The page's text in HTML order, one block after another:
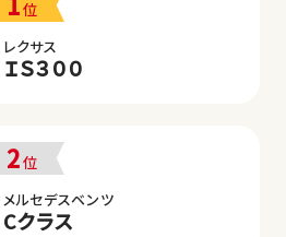
位
レクサス
ＩＳ３００
2位
メルセデスベンツ
Cクラス